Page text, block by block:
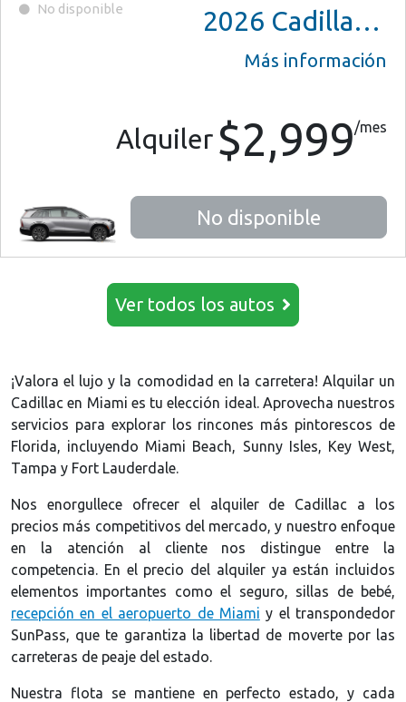
No disponible 2026 Cadillac Vistiq 900 e4
Más información
Alquiler $2,999/mes
No disponible
Ver todos los autos
¡Valora el lujo y la comodidad en la carretera! Alquilar un
Cadillac en Miami es tu elección ideal. Aprovecha nuestros
servicios para explorar los rincones más pintorescos de
Florida, incluyendo Miami Beach, Sunny Isles, Key West,
Tampa y Fort Lauderdale.
Nos enorgullece ofrecer el alquiler de Cadillac a los
precios más competitivos del mercado, y nuestro enfoque
en la atención al cliente nos distingue entre la
competencia. En el precio del alquiler ya están incluidos
elementos importantes como el seguro, sillas de bebé,
recepción en el aeropuerto de Miami y el transpondedor
SunPass, que te garantiza la libertad de moverte por las
carreteras de peaje del estado.
Nuestra flota se mantiene en perfecto estado, y cada